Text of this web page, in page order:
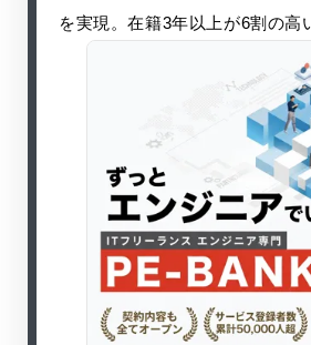
CONTACT
を実現。在籍3年以上が6割の高